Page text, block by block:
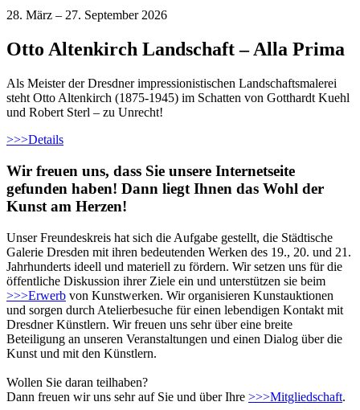
28. März – 27. September 2026
Otto Altenkirch Landschaft – Alla Prima
Als Meister der Dresdner impressionistischen Landschaftsmalerei
steht Otto Altenkirch (1875-1945) im Schatten von Gotthardt Kuehl
und Robert Sterl – zu Unrecht!
>>>Details
Wir freuen uns, dass Sie unsere Internetseite
gefunden haben! Dann liegt Ihnen das Wohl der
Kunst am Herzen!
Unser Freundeskreis hat sich die Aufgabe gestellt, die Städtische
Galerie Dresden mit ihren bedeutenden Werken des 19., 20. und 21.
Jahrhunderts ideell und materiell zu fördern. Wir setzen uns für die
öffentliche Diskussion ihrer Ziele ein und unterstützen sie beim
>>>Erwerb von Kunstwerken. Wir organisieren Kunstauktionen
und sorgen durch Atelierbesuche für einen lebendigen Kontakt mit
Dresdner Künstlern. Wir freuen uns sehr über eine breite
Beteiligung an unseren Veranstaltungen und einen Dialog über die
Kunst und mit den Künstlern.
Wollen Sie daran teilhaben?
Dann freuen wir uns sehr auf Sie und über Ihre >>>Mitgliedschaft.